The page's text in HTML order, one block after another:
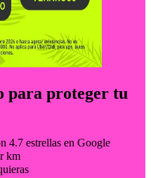
para proteger tu
4.7 estrellas en Google
km